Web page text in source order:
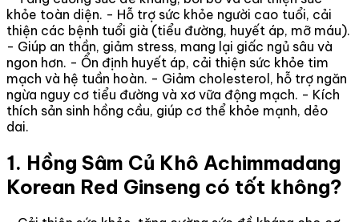
khỏe toàn diện. - Hỗ trợ sức khỏe người cao tuổi, cải
thiện các bệnh tuổi già (tiểu đường, huyết áp, mỡ máu).
- Giúp an thần, giảm stress, mang lại giấc ngủ sâu và
ngon hơn. - Ổn định huyết áp, cải thiện sức khỏe tim
mạch và hệ tuần hoàn. - Giảm cholesterol, hỗ trợ ngăn
ngừa nguy cơ tiểu đường và xơ vữa động mạch. - Kích
thích sản sinh hồng cầu, giúp cơ thể khỏe mạnh, dẻo
dai.
1. Hồng Sâm Củ Khô Achimmadang
Korean Red Ginseng có tốt không?